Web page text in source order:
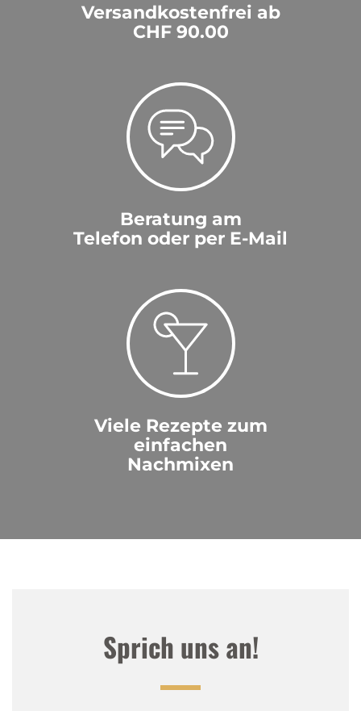
Versandkostenfrei ab
CHF 90.00
Beratung am
Telefon oder per E-Mail
Viele Rezepte zum
einfachen
Nachmixen
Sprich uns an!